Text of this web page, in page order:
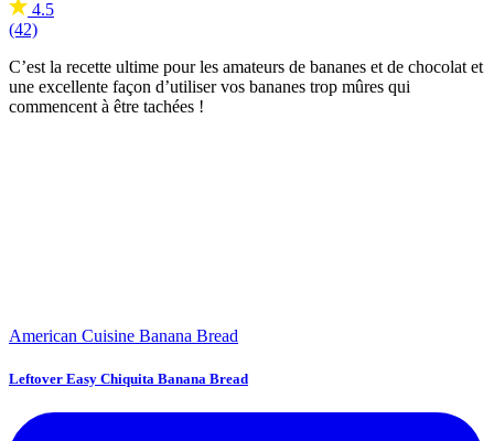
4.5
(42)
C’est la recette ultime pour les amateurs de bananes et de chocolat et
une excellente façon d’utiliser vos bananes trop mûres qui
commencent à être tachées !
American Cuisine Banana Bread
Leftover Easy Chiquita Banana Bread